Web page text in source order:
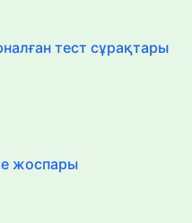
тест сұрақтары
жоспары